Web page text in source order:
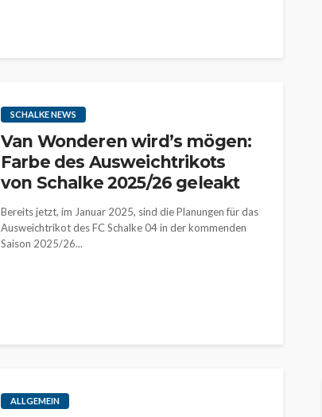
SCHALKE NEWS
Van Wonderen wird’s mögen:
Farbe des Ausweichtrikots
von Schalke 2025/26 geleakt
Bereits jetzt, im Januar 2025, sind die Planungen für das
Ausweichtrikot des FC Schalke 04 in der kommenden
Saison 2025/26...
ALLGEMEIN